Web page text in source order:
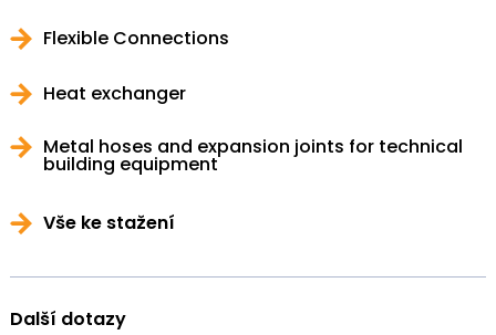
Flexible Connections
Heat exchanger
Metal hoses and expansion joints for technical
building equipment
Vše ke stažení
Další dotazy